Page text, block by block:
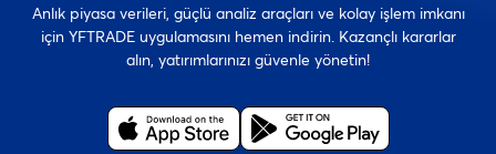
Anlık piyasa verileri, güçlü analiz araçları ve kolay işlem imkanı
için YFTRADE uygulamasını hemen indirin. Kazançlı kararlar
alın, yatırımlarınızı güvenle yönetin!